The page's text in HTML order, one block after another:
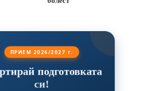
ПРИЕМ 2026/2027 г.
подготовката
си!